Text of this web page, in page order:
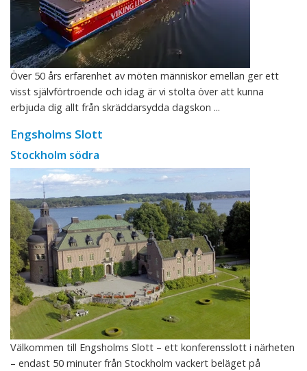
Över 50 års erfarenhet av möten människor emellan ger ett
visst självförtroende och idag är vi stolta över att kunna
erbjuda dig allt från skräddarsydda dagskon ...
Engsholms Slott
Stockholm södra
Välkommen till Engsholms Slott – ett konferensslott i närheten
– endast 50 minuter från Stockholm vackert beläget på